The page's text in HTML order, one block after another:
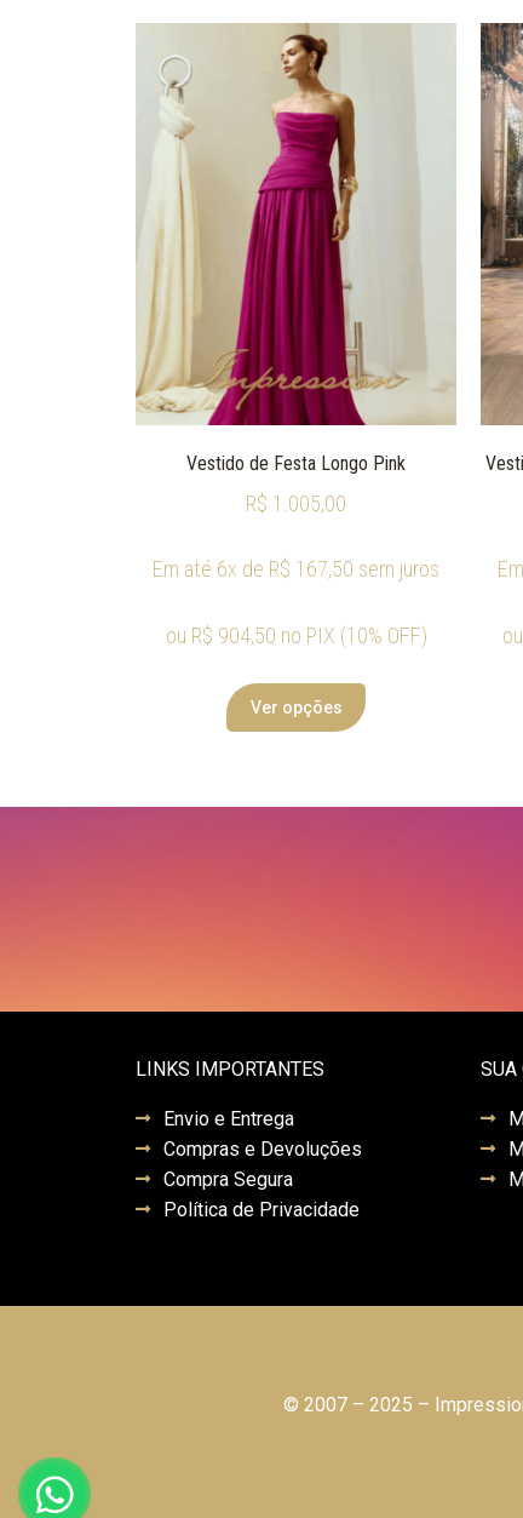
Vestido de Festa Longo Pink
R$ 1.005,00
Em até 6x de R$ 167,50 sem juros
ou R$ 904,50 no PIX (10% OFF)
Ver opções
ou
LINKS IMPORTANTES
Envio e Entrega
Compras e Devoluções
Compra Segura
Política de Privacidade
SUA
© 2007 – 2025 –